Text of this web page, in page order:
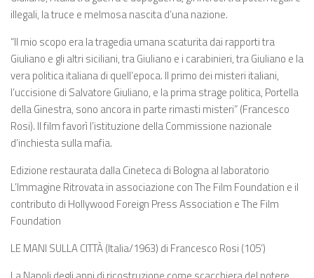
illegali, la truce e melmosa nascita d’una nazione.
“Il mio scopo era la tragedia umana scaturita dai rapporti tra
Giuliano e gli altri siciliani, tra Giuliano e i carabinieri, tra Giuliano e la
vera politica italiana di quell’epoca. Il primo dei misteri italiani,
l’uccisione di Salvatore Giuliano, e la prima strage politica, Portella
della Ginestra, sono ancora in parte rimasti misteri” (Francesco
Rosi). Il film favorì l’istituzione della Commissione nazionale
d’inchiesta sulla mafia.
Edizione restaurata dalla Cineteca di Bologna al laboratorio
L’Immagine Ritrovata in associazione con The Film Foundation e il
contributo di Hollywood Foreign Press Association e The Film
Foundation
LE MANI SULLA CITTÀ (Italia/1963) di Francesco Rosi (105’)